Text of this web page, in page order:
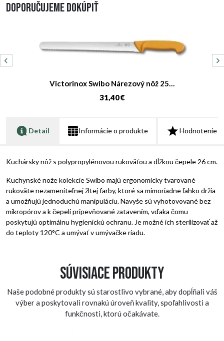
Doporučujeme dokúpiť
Victorinox Swibo Nárezový nôž 25…
31,40 €
Detail Informácie o produkte Hodnotenie
Kuchársky nôž s polypropylénovou rukoväťou a dĺžkou čepele 26 cm.
Kuchynské nože kolekcie Swibo majú ergonomicky tvarované
rukoväte nezameniteľnej žltej farby, ktoré sa mimoriadne ľahko držia
a umožňujú jednoduchú manipuláciu. Navyše sú vyhotovované bez
mikropórov a k čepeli pripevňované zatavením, vďaka čomu
poskytujú optimálnu hygienickú ochranu. Je možné ich sterilizovať až
do teploty 120°C a umývať v umývačke riadu.
Súvisiace produkty
Naše podobné produkty sú starostlivo vybrané, aby dopĺňali váš
výber a poskytovali rovnakú úroveň kvality, spoľahlivosti a
funkčnosti, ktorú očakávate.